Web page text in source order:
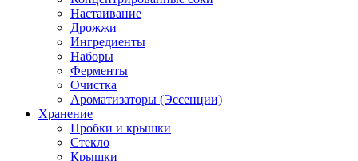
Настаивание
Дрожжи
Ингредиенты
Наборы
Ферменты
Очистка
Ароматизаторы (Эссенции)
Хранение
Пробки и крышки
Стекло
Крышки